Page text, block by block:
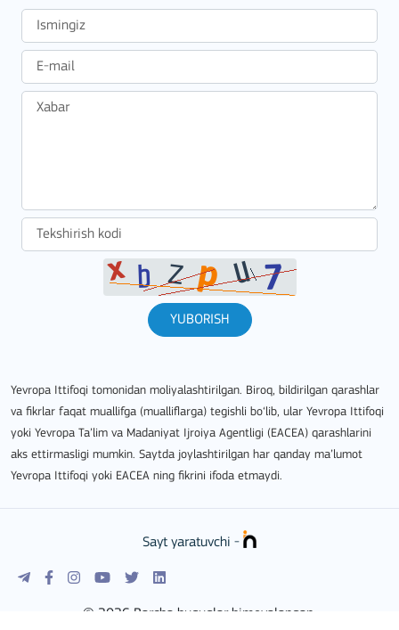
YUBORISH
Yevropa Ittifoqi tomonidan moliyalashtirilgan. Biroq, bildirilgan qarashlar
va fikrlar faqat muallifga (mualliflarga) tegishli bo‘lib, ular Yevropa Ittifoqi
yoki Yevropa Ta’lim va Madaniyat Ijroiya Agentligi (EACEA) qarashlarini
aks ettirmasligi mumkin. Saytda joylashtirilgan har qanday ma’lumot
Yevropa Ittifoqi yoki EACEA ning fikrini ifoda etmaydi.
Sayt yaratuvchi -
© 2026 Barcha huquqlar himoyalangan.